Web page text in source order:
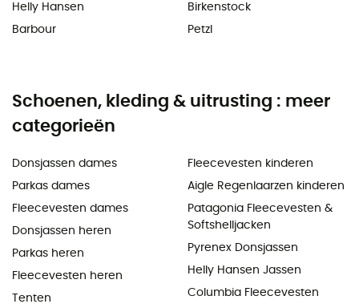
Helly Hansen
Barbour
Birkenstock
Petzl
Schoenen, kleding & uitrusting : meer
categorieën
Donsjassen dames
Parkas dames
Fleecevesten dames
Donsjassen heren
Parkas heren
Fleecevesten heren
Tenten
Fleecevesten kinderen
Aigle Regenlaarzen kinderen
Patagonia Fleecevesten &
Softshelljacken
Pyrenex Donsjassen
Helly Hansen Jassen
Columbia Fleecevesten